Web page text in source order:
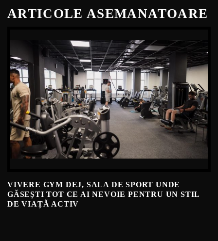
ARTICOLE ASEMANATOARE
VIVERE GYM DEJ, SALA DE SPORT UNDE
GĂSEȘTI TOT CE AI NEVOIE PENTRU UN STIL
DE VIAȚĂ ACTIV